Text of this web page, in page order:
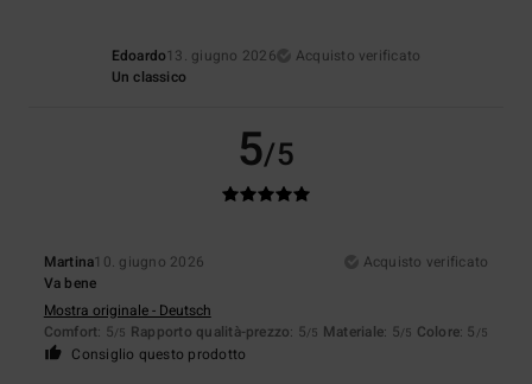
Edoardo13. giugno 2026
Acquisto verificato
Un classico
5/5
Martina10. giugno 2026
Acquisto verificato
Va bene
Mostra originale - Deutsch
Comfort: 5/5 Rapporto qualità-prezzo: 5/5 Materiale: 5/5 Colore: 5 /5
Consiglio questo prodotto